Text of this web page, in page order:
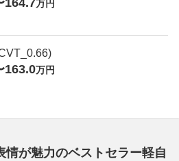
164.7万円
163.0万円
情が魅力のベストセラー軽自